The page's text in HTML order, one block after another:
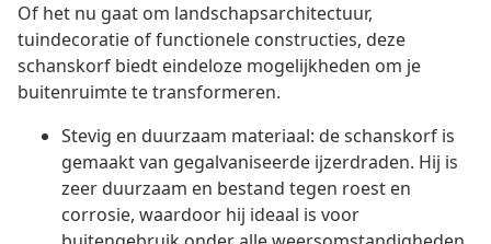
Of het nu gaat om landschapsarchitectuur,
tuindecoratie of functionele constructies, deze
schanskorf biedt eindeloze mogelijkheden om je
buitenruimte te transformeren.
Stevig en duurzaam materiaal: de schanskorf is
gemaakt van gegalvaniseerde ijzerdraden. Hij is
zeer duurzaam en bestand tegen roest en
corrosie, waardoor hij ideaal is voor